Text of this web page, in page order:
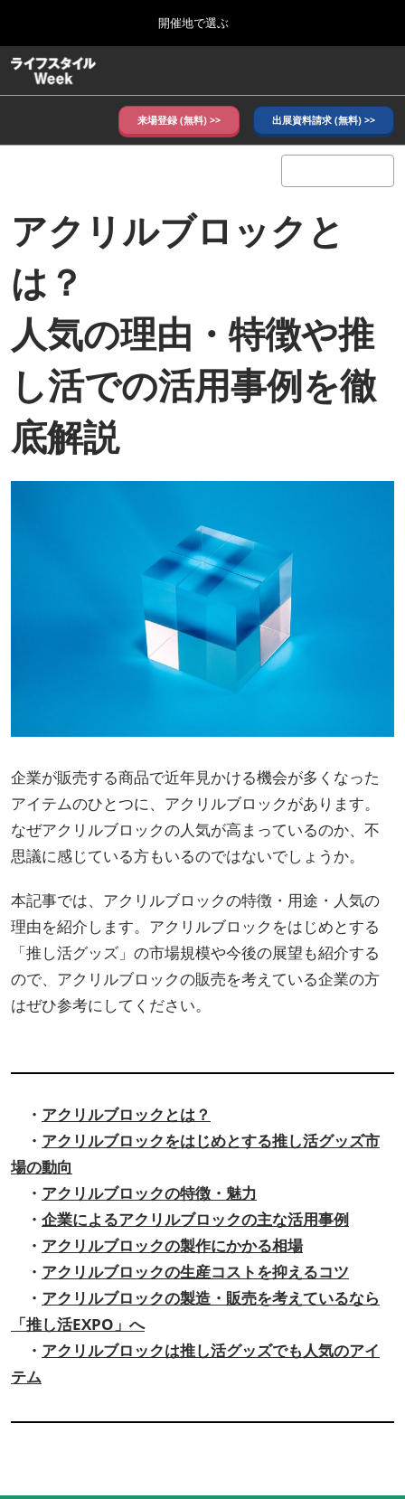
ッ
し
進
to
close
開催地で選ぶ
東京ビッグサイト/Tokyo Big Sight, Japan
6月_夏展
ー
バ
ル
ナ
シ
ン
来場登録 (無料) >> 出展資料請求 (無料) >>
アクリルブロックと
は？
人気の理由・特徴や推
し活での活用事例を徹
底解説
企業が販売する商品で近年見かける機会が多くなった
アイテムのひとつに、アクリルブロックがあります。
なぜアクリルブロックの人気が高まっているのか、不
思議に感じている方もいるのではないでしょうか。
本記事では、アクリルブロックの特徴・用途・人気の
理由を紹介します。アクリルブロックをはじめとする
「推し活グッズ」の市場規模や今後の展望も紹介する
ので、アクリルブロックの販売を考えている企業の方
はぜひ参考にしてください。
・ アクリルブロックとは？
・ アクリルブロックをはじめとする推し活グッズ市
場の動向
・ アクリルブロックの特徴・魅力
・ 企業によるアクリルブロックの主な活用事例
・ アクリルブロックの製作にかかる相場
・ アクリルブロックの生産コストを抑えるコツ
・ アクリルブロックの製造・販売を考えているなら
「推し活EXPO」へ
・ アクリルブロックは推し活グッズでも人気のアイ
テム